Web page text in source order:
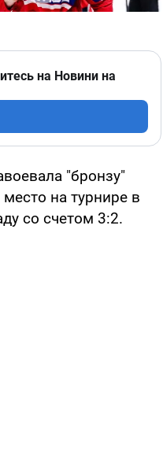
на Новини на
"бронзу"
на турнире в
со счетом 3:2.